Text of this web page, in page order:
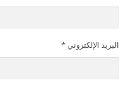
البريد الإلكتروني *